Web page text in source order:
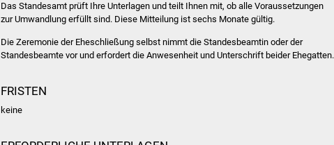
Das Standesamt prüft Ihre Unterlagen und teilt Ihnen mit, ob alle Voraussetzungen
zur Umwandlung erfüllt sind. Diese Mitteilung ist sechs Monate gültig.
Die Zeremonie der Eheschließung selbst nimmt die Standesbeamtin oder der
Standesbeamte vor und erfordert die Anwesenheit und Unterschrift beider Ehegatten.
FRISTEN
keine